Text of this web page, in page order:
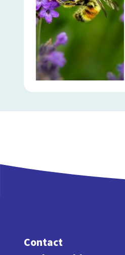
Contact